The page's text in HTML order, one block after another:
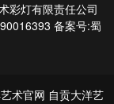
彩灯有限责任公司
备案号:蜀
术官网 自贡大洋艺